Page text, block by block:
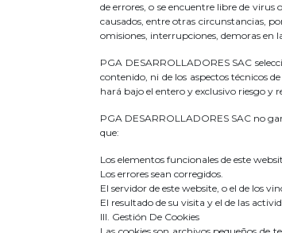
de errores, o se encuentre libre de virus
causados, entre otras circunstancias,
omisiones, interrupciones, demoras en
PGA DESARROLLADORES SAC
contenido, ni de los aspectos técnicos
hará bajo el entero y exclusivo riesgo y
PGA DESARROLLADORES SAC no
que:
Los elementos funcionales de este
Los errores sean corregidos.
El servidor de este website, o el de los
El resultado de su visita y el de las
III. Gestión De Cookies